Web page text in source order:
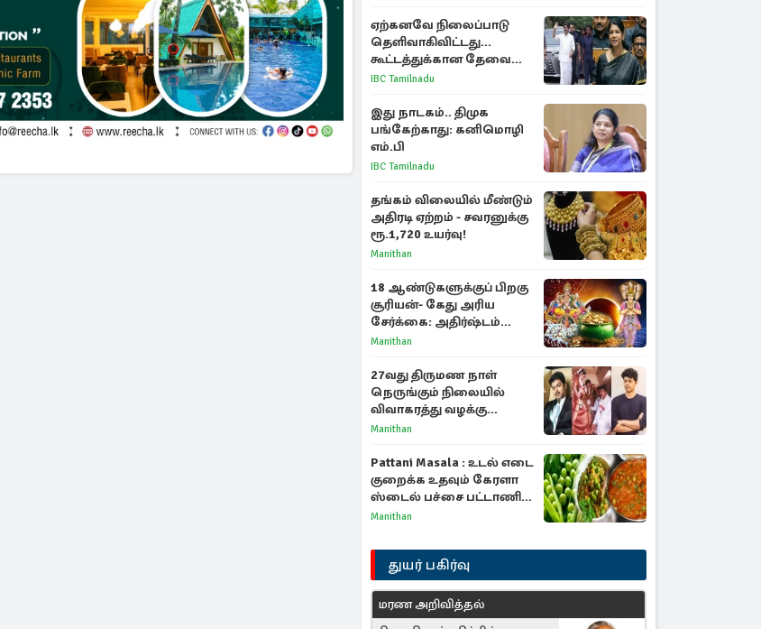
ஏற்கனவே நிலைப்பாடு
தெளிவாகிவிட்டது...
கூட்டத்துக்கான தேவை
என்ன? - கனிமொழி
IBC Tamilnadu
இது நாடகம்.. திமுக
பங்கேற்காது: கனிமொழி
எம்.பி
IBC Tamilnadu
தங்கம் விலையில் மீண்டும்
அதிரடி ஏற்றம் - சவரனுக்கு
ரூ.1,720 உயர்வு!
Manithan
18 ஆண்டுகளுக்குப் பிறகு
சூரியன்- கேது அரிய
சேர்க்கை: அதிர்ஷ்டம்
பெறும் 3 ராசிகள்!
Manithan
27வது திருமண நாள்
நெருங்கும் நிலையில்
விவாகரத்து வழக்கு
வாபஸ்! விஜய்யுடன்
Manithan
Pattani Masala : உடல் எடை
குறைக்க உதவும் கேரளா
ஸ்டைல் பச்சை பட்டாணி
கிரேவி
Manithan
துயர் பகிர்வு
மரண அறிவித்தல்